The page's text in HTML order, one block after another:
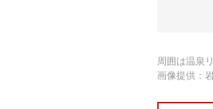
周囲は温泉
画像提供：